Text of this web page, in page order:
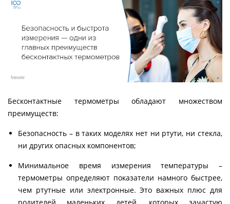
Бесконтактные термометры обладают множеством
преимуществ:
Безопасность – в таких моделях нет ни ртути, ни стекла,
ни других опасных компонентов;
Минимальное время измерения температуры –
термометры определяют показатели намного быстрее,
чем ртутные или электронные. Это важных плюс для